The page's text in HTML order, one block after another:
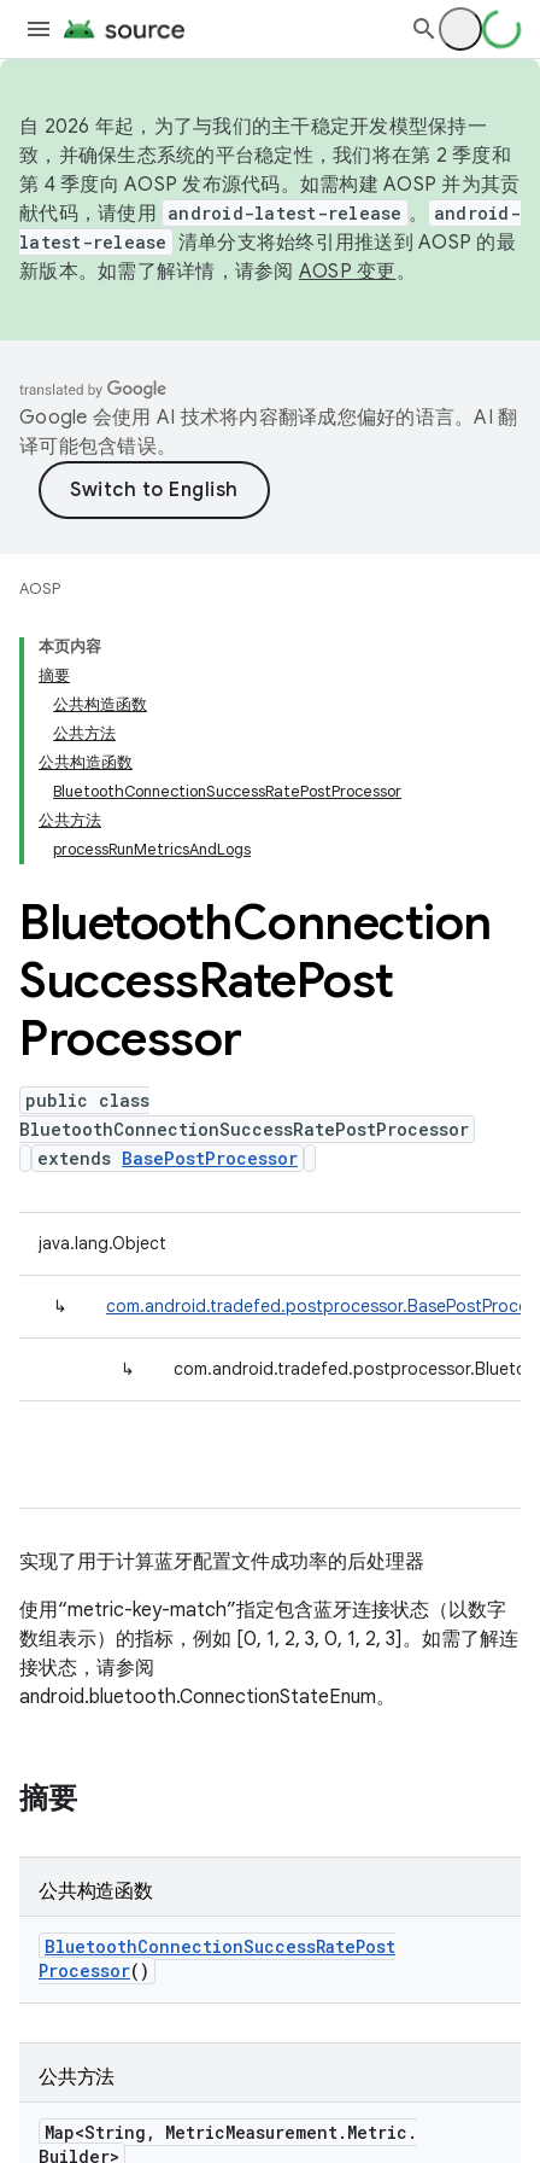
自 2026 年起，为了与我们的主干稳定开发模型保持一
致，并确保生态系统的平台稳定性，我们将在第 2 季度和
第 4 季度向 AOSP 发布源代码。如需构建 AOSP 并为其贡
献代码，请使用 android-latest-release 。
android-
latest-release 清单分支将始终引用推送到 AOSP 的最
新版本。如需了解详情，请参阅 AOSP 变更。
Google 会使用 AI 技术将内容翻译成您偏好的语言。AI 翻
译可能包含错误。
AOSP
本页内容
摘要
公共构造函数
公共方法
公共构造函数
BluetoothConnectionSuccessRatePostProcessor
公共方法
processRunMetricsAndLogs
BluetoothConnection
SuccessRatePost
Processor
public class
BluetoothConnectionSuccessRatePostProcessor
extends BasePostProcessor
java.lang.Object
↳
↳
实现了用于计算蓝牙配置文件成功率的后处理器
使用“metric-key-match”指定包含蓝牙连接状态（以数字
数组表示）的指标，例如 [0, 1, 2, 3, 0, 1, 2, 3]。如需了解连
接状态，请参阅
android.bluetooth.ConnectionStateEnum。
摘要
公共构造函数
BluetoothConnectionSuccessRatePost
Processor()
公共方法
Map<String , MetricMeasurement. Metric .
Builder>